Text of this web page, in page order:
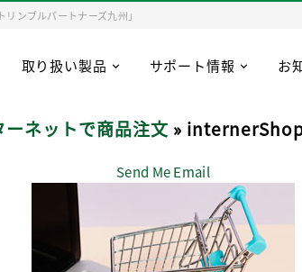
ンブルパートナーズ九州」
取り扱い製品 サポート情報 お
ーネットで商品注文 »
Send Me Email